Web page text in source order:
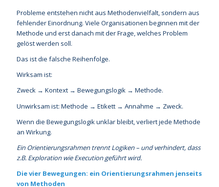
Probleme entstehen nicht aus Methodenvielfalt, sondern aus
fehlender Einordnung. Viele Organisationen beginnen mit der
Methode und erst danach mit der Frage, welches Problem
gelöst werden soll.
Das ist die falsche Reihenfolge.
Wirksam ist:
Zweck → Kontext → Bewegungslogik → Methode.
Unwirksam ist: Methode → Etikett → Annahme → Zweck.
Wenn die Bewegungslogik unklar bleibt, verliert jede Methode
an Wirkung.
Ein Orientierungsrahmen trennt Logiken – und verhindert, dass
z.B. Exploration wie Execution geführt wird.
Die vier Bewegungen: ein Orientierungsrahmen jenseits
von Methoden